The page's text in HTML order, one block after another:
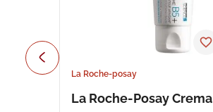
La Roche-posay
La Roche-Posay Crema